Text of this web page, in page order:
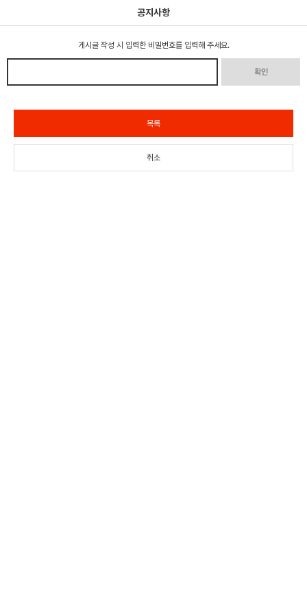
공지사항
게시글 작성 시 입력한 비밀번호를 입력해 주세요.
확인
목록
취소